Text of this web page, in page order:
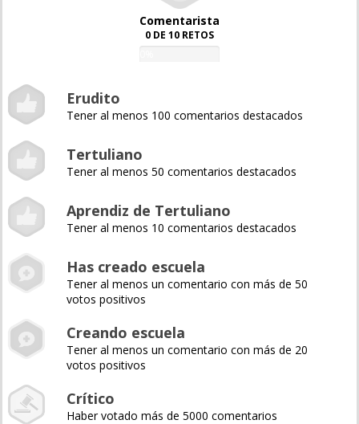
Comentarista
0 DE 10 RETOS
Erudito
Tener al menos 100 comentarios destacados
Tertuliano
Tener al menos 50 comentarios destacados
Aprendiz de Tertuliano
Tener al menos 10 comentarios destacados
Has creado escuela
Tener al menos un comentario con más de 50
votos positivos
Creando escuela
Tener al menos un comentario con más de 20
votos positivos
Crítico
Haber votado más de 5000 comentarios